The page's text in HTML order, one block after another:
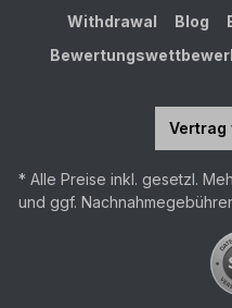
Withdrawal
Blog
Vertrag
* Alle Preise inkl. gesetzl.
und ggf.